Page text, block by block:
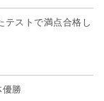
テストで満点合格し
優勝